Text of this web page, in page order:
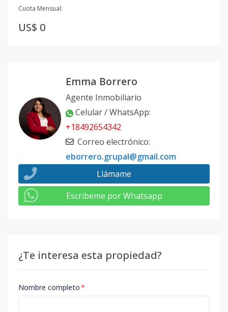
Cuota Mensual:
US$ 0
Emma Borrero
Agente Inmobiliario
Celular / WhatsApp:
+18492654342
Correo electrónico:
eborrero.grupal@gmail.com
Llámame
Escribeme por Whatsapp
¿Te interesa esta propiedad?
Nombre completo*